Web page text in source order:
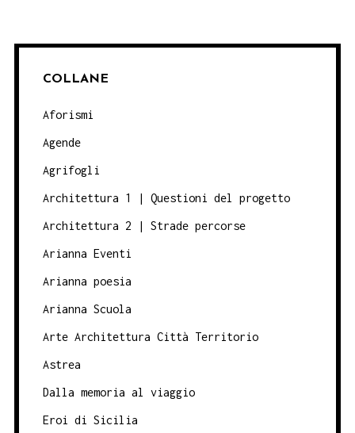
COLLANE
Aforismi
Agende
Agrifogli
Architettura 1 | Questioni del progetto
Architettura 2 | Strade percorse
Arianna Eventi
Arianna poesia
Arianna Scuola
Arte Architettura Città Territorio
Astrea
Dalla memoria al viaggio
Eroi di Sicilia